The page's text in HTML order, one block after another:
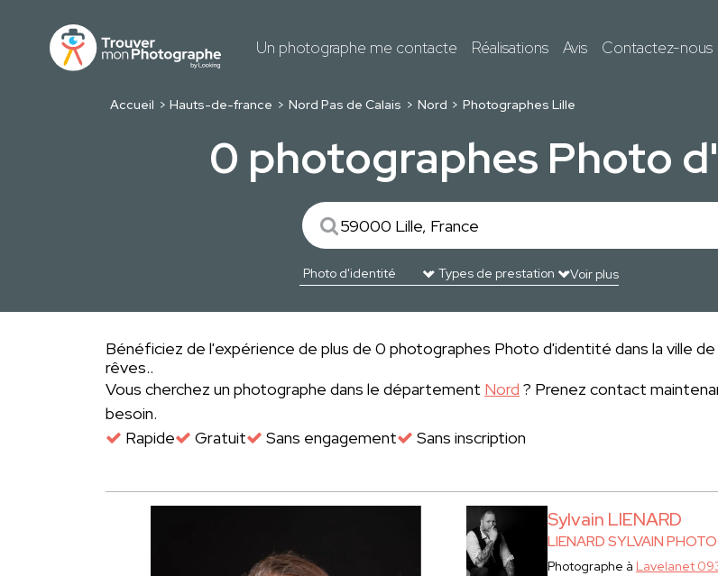
Un photographe me contacte Réalisations Avis Contactez-nous
Accueil Hauts-de-france Nord Pas de Calais Nord Photographes Lille
0 photographes Photo
Voir plus
Bénéficiez de l'expérience de plus de 0 photographes Photo d'identité dans la ville
rêves..
Vous cherchez un photographe dans le département Nord ? Prenez contact
besoin.
Rapide
Gratuit Sans engagement Sans inscription
Sylvain LIENARD
LIENARD SYLVAIN
Photographe à Lavelanet